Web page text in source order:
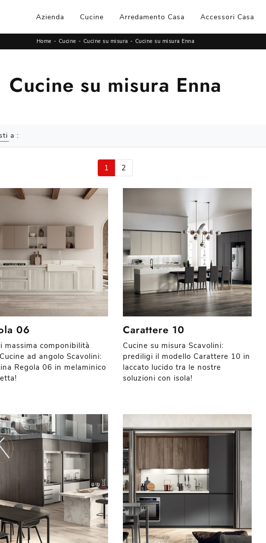
Azienda Cucine Arredamento Casa Accessori Casa
Home - Cucine - Cucine su misura - Cucine su misura Enna
Cucine su misura Enna
a :
1 2
06
massima componibilità
ad angolo Scavolini:
Regola 06 in melaminico
Carattere 10
Cucine su misura Scavolini:
prediligi il modello Carattere 10 in
laccato lucido tra le nostre
soluzioni con isola!